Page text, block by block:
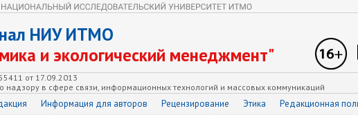
НИУ ИТМО
и экологический менеджмент"
от 17.09.2013
в сфере связи, информационных технологий и массовых коммуникаций
Информация для авторов Рецензирование Этика Редакционная